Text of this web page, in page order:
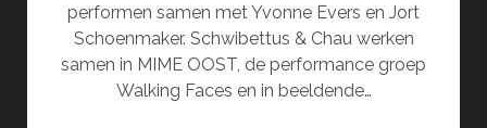
performen samen met Yvonne Evers en Jort
Schoenmaker. Schwibettus & Chau werken
samen in MIME OOST, de performance groep
Walking Faces en in beeldende…